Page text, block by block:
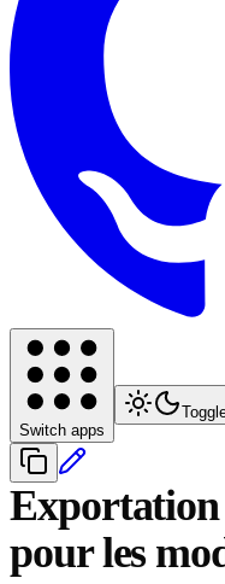
Switch apps
pour les